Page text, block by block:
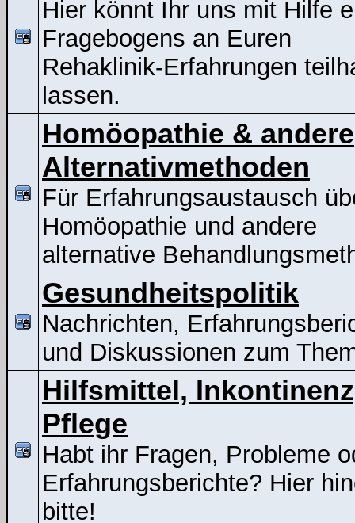
Hier könnt Ihr uns mit Hilfe
Fragebogens an Euren
Rehaklinik-Erfahrungen
lassen.
Homöopathie & andere
Alternativmethoden
Für Erfahrungsaustausch
Homöopathie und andere
alternative
Gesundheitspolitik
Nachrichten,
und Diskussionen zum
Hilfsmittel,
Pflege
Habt ihr Fragen, Probleme
Erfahrungsberichte? Hier
bitte!